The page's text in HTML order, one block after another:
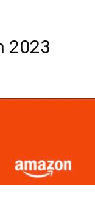
2023